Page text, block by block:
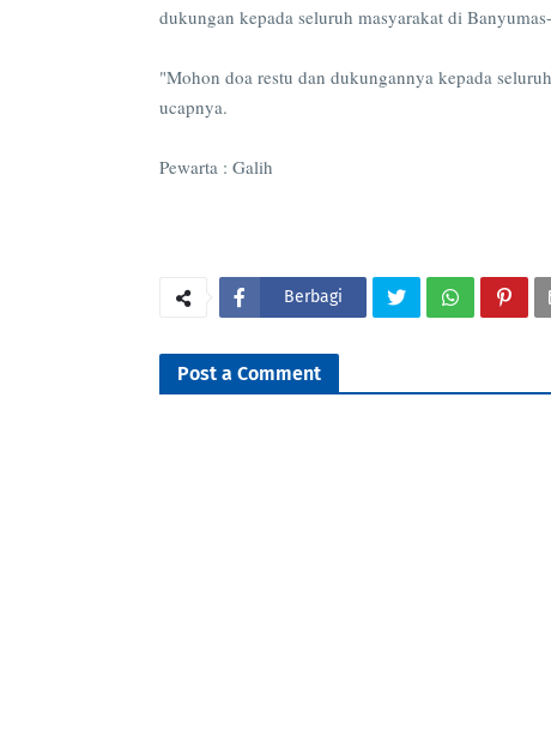
dukungan kepada seluruh masyarakat di
"Mohon doa restu dan dukungannya kepada
ucapnya.
Pewarta : Galih
Berbagi
Post a Comment